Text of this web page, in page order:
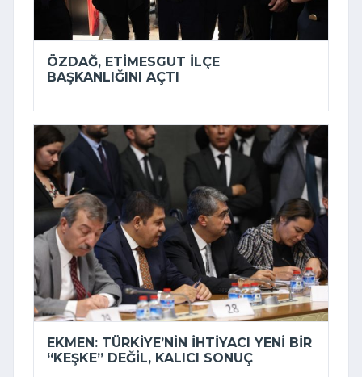
ÖZDAĞ, ETIMESGUT İLÇE
BAŞKANLIĞINI AÇTI
EKMEN: TÜRKIYE’NIN IHTIYACI YENI BIR
“KEŞKE” DEĞIL, KALICI SONUÇ